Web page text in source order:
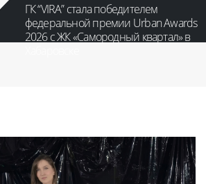
ГК “VIRA” стала победителем
федеральной премии Urban Awards
2026 с ЖК «Самородный квартал» в